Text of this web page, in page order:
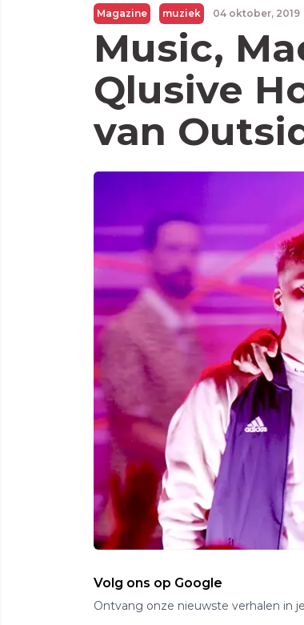
Magazine muziek 04 oktober, 2019
Music,
Qlusive
van
Volg ons op Google
Ontvang onze nieuwste verhalen in